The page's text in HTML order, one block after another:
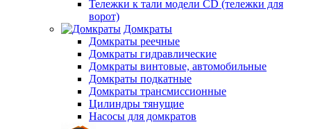
Тележки к тали модели CD (тележки для
ворот)
Домкраты
Домкраты реечные
Домкраты гидравлические
Домкраты винтовые, автомобильные
Домкраты подкатные
Домкраты трансмиссионные
Цилиндры тянущие
Насосы для домкратов